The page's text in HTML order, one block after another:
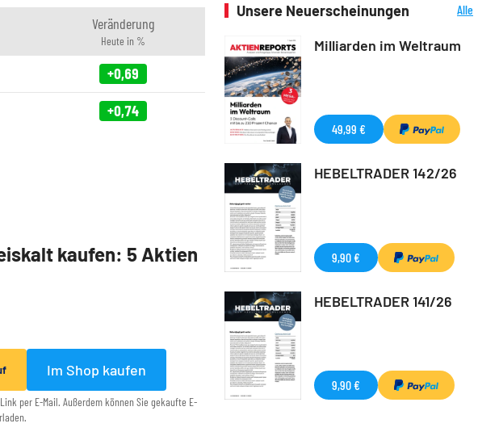
Veränderung
Heute in %
+0,69
+0,74
kaufen: 5 Aktien
Im Shop kaufen
per E-Mail. Außerdem können Sie gekaufte E-
Unsere Neuerscheinungen
Alle
Milliarden im Weltraum
49,99 €
HEBELTRADER 142/26
9,90 €
HEBELTRADER 141/26
9,90 €